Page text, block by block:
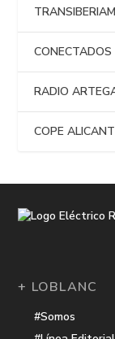
RADIO
COPE
+ LOBLANC
#Somos